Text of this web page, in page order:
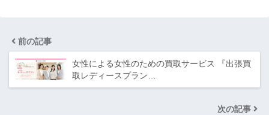
前の記事
女性による女性のための買取サービス 『出張買
取レディースプラン…
次の記事